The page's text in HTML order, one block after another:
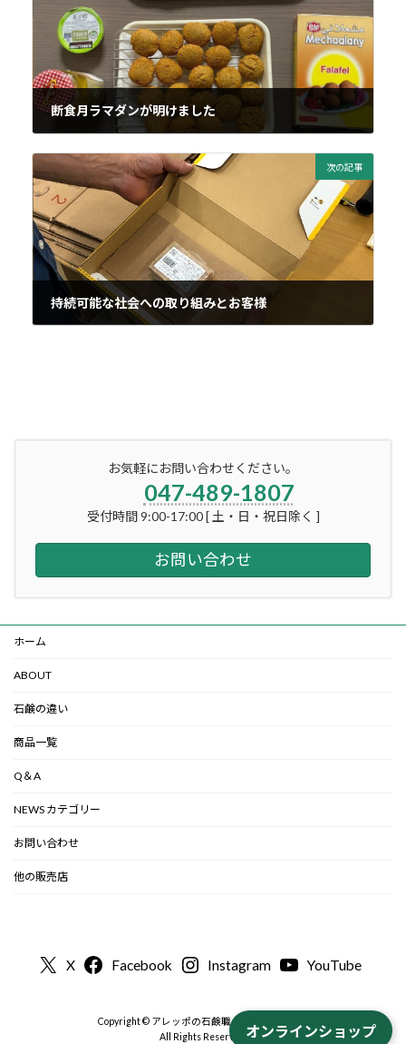
断食月ラマダンが明けました
次の記事
持続可能な社会への取り組みとお客様
お気軽にお問い合わせください。
047-489-1807
受付時間 9:00-17:00 [ 土・日・祝日除く ]
お問い合わせ
ホーム
ABOUT
石鹸の違い
商品一覧
Q＆A
NEWS カテゴリー
お問い合わせ
他の販売店
X Facebook Instagram YouTube
Copyright © アレッポの石鹸職人から-公式 2000
All Rights Reserved. オンラインショップ